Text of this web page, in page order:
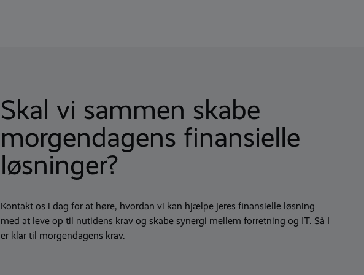
Skal vi sammen skabe
morgendagens finansielle
løsninger?
Kontakt os i dag for at høre, hvordan vi kan hjælpe jeres finansielle løsning
med at leve op til nutidens krav og skabe synergi mellem forretning og IT. Så I
er klar til morgendagens krav.